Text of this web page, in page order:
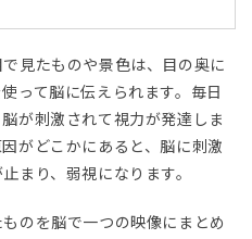
見たものや景色は、目の奥に
って脳に伝えられます。毎日
が刺激されて視力が発達しま
がどこかにあると、脳に刺激
まり、弱視になります。
のを脳で一つの映像にまとめ